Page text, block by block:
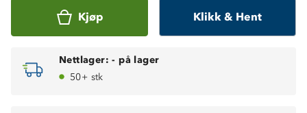
Kjøp Klikk & Hent
Nettlager: - på lager
50+ stk